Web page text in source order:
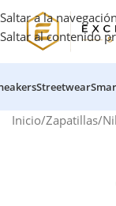
Saltar a la navegación
Saltar al contenido
Streetwear
Inicio/Zapatillas/